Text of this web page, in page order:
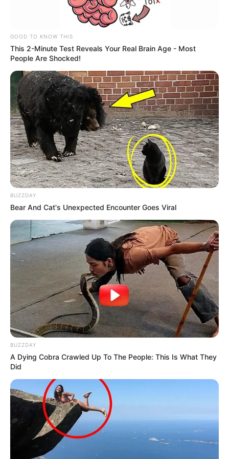
-ad5
A PEC 14, mesmo ajustada, mantém o núcleo da reivindicação
histórica:garantir aposentadoria justa, com integralidade e
paridade, e corrigir décadas de precarização.
Para os ACS/ACE, trata-se de uma vitória construída com
mobilização, estratégia e capacidade de negociação
👉 O futuro da proposta agora depende do Senado, mas a
categoria já comemora um avanço que parecia improvável há
poucos meses.
Matérias Bônus
Cálculo da Insalubridade sobre o base
Canal do PQA-VS: tudo que você precisa saber .
🧊 ACS/ACE: Tribunal decide: Valor da Insalubridade .
Recupere as Famílias desaparecidas no e-SUS
GOOD TO KNOW THIS
This 2-Minute Test Reveals Your Real Brain Age - Most
People Are Shocked!
BUZZDAY
Bear And Cat's Unexpected Encounter Goes Viral
BUZZDAY
A Dying Cobra Crawled Up To The People: This Is What They
Did